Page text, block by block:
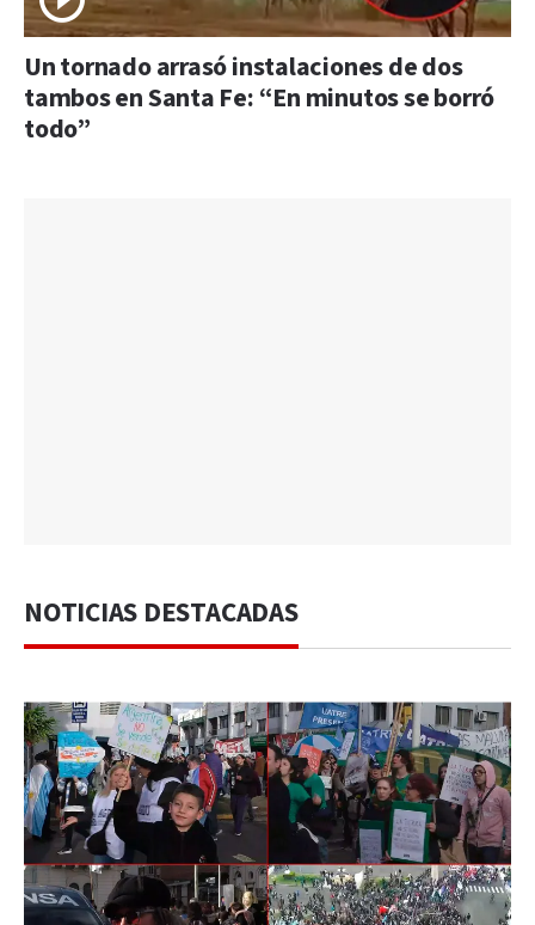
Un tornado arrasó instalaciones de dos
tambos en Santa Fe: “En minutos se borró
todo”
NOTICIAS DESTACADAS